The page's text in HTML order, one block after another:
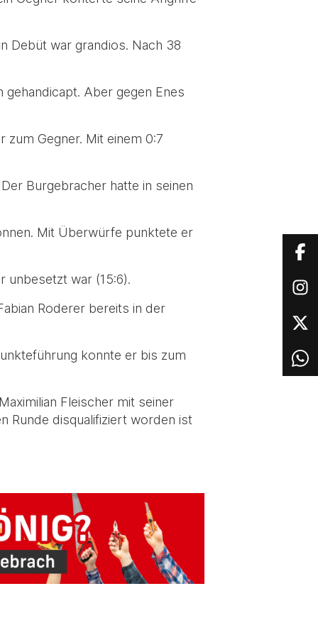
Debüt war grandios. Nach 38
Aber gegen Enes
zum Gegner. Mit einem 0:7
Burgebracher hatte in seinen
Mit Überwürfe punktete er
unbesetzt war (15:6).
Roderer bereits in der
konnte er bis zum
Fleischer mit seiner
Runde disqualifiziert worden ist